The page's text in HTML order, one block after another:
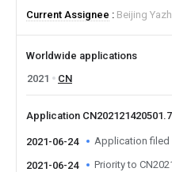
Current Assignee
Beijing
Worldwide applications
2021
CN
Application
2021-06-24 Application filed
2021-06-24 Priority to